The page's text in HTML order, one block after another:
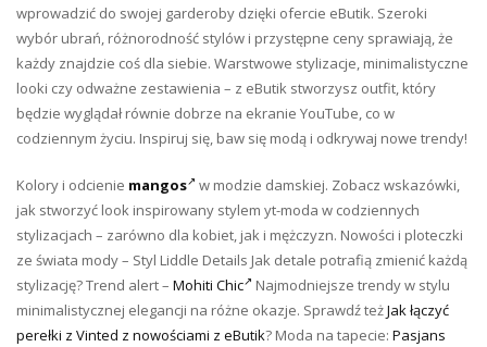
wprowadzić do swojej garderoby dzięki ofercie eButik. Szeroki
wybór ubrań, różnorodność stylów i przystępne ceny sprawiają, że
każdy znajdzie coś dla siebie. Warstwowe stylizacje, minimalistyczne
looki czy odważne zestawienia – z eButik stworzysz outfit, który
będzie wyglądał równie dobrze na ekranie YouTube, co w
codziennym życiu. Inspiruj się, baw się modą i odkrywaj nowe trendy!
Kolory i odcienie mangos
w modzie damskiej. Zobacz wskazówki,
jak stworzyć look inspirowany stylem yt-moda w codziennych
stylizacjach – zarówno dla kobiet, jak i mężczyzn. Nowości i ploteczki
ze świata mody – Styl Liddle Details Jak detale potrafią zmienić każdą
stylizację? Trend alert – Mohiti Chic
Najmodniejsze trendy w stylu
minimalistycznej elegancji na różne okazje. Sprawdź teżJak łączyć
perełki z Vinted z nowościami z eButik? Moda na tapecie: Pasjans